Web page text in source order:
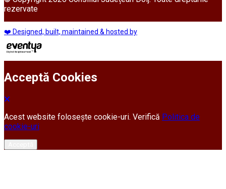
rezervate
❤️ Designed, built, maintained & hosted by
Acceptă Cookies
Acest website folosește cookie-uri. Verifică Politica de
cookie-uri